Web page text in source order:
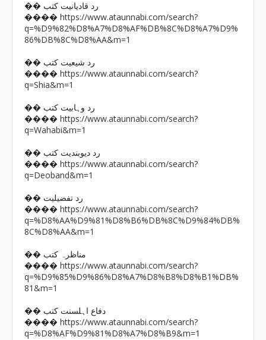
�� رد قادیانیت کتب
���� https://www.ataunnabi.com/search?
q=%D9%82%D8%A7%D8%AF%DB%8C%D8%A7%D9%
86%DB%8C%D8%AA&m=1
�� رد شیعیت کتب
���� https://www.ataunnabi.com/search?
q=Shia&m=1
�� رد وہابیت کتب
���� https://www.ataunnabi.com/search?
q=Wahabi&m=1
�� رد دیوبندیت کتب
���� https://www.ataunnabi.com/search?
q=Deoband&m=1
�� رد تفضیلیت
���� https://www.ataunnabi.com/search?
q=%D8%AA%D9%81%D8%B6%DB%8C%D9%84%DB%
8C%D8%AA&m=1
�� مناظرہ کتب
���� https://www.ataunnabi.com/search?
q=%D9%85%D9%86%D8%A7%D8%B8%D8%B1%DB%
81&m=1
�� دفاع اہلسنت کتب
���� https://www.ataunnabi.com/search?
q=%D8%AF%D9%81%D8%A7%D8%B9&m=1